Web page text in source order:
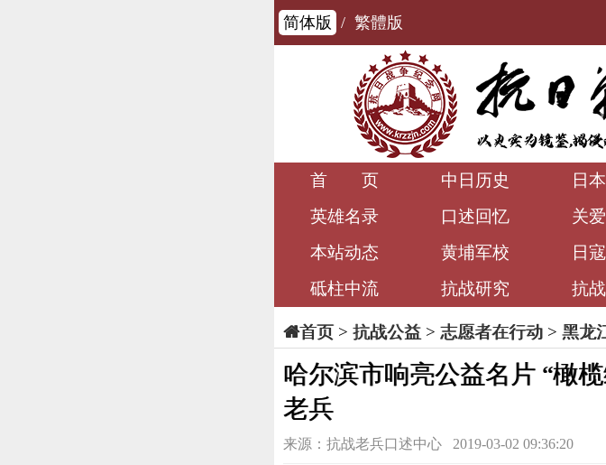
简体版 / 繁體版
首 页 中日历史 日
英雄名录
口述回忆 关
本站动态
黄埔军校 日
砥柱中流
抗战研究 抗
首页> 抗战公益 > 志愿者在行动 > 黑龙
哈尔滨市响亮公益名片 “橄
老兵
来源：抗战老兵口述中心 2019-03-02 09:36:20